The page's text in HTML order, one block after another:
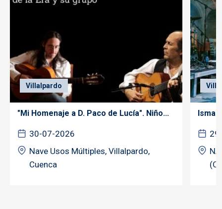
Villalpardo
"Mi Homenaje a D. Paco de Lucía". Niño...
30-07-2026
Nave Usos Múltiples, Villalpardo,
Cuenca